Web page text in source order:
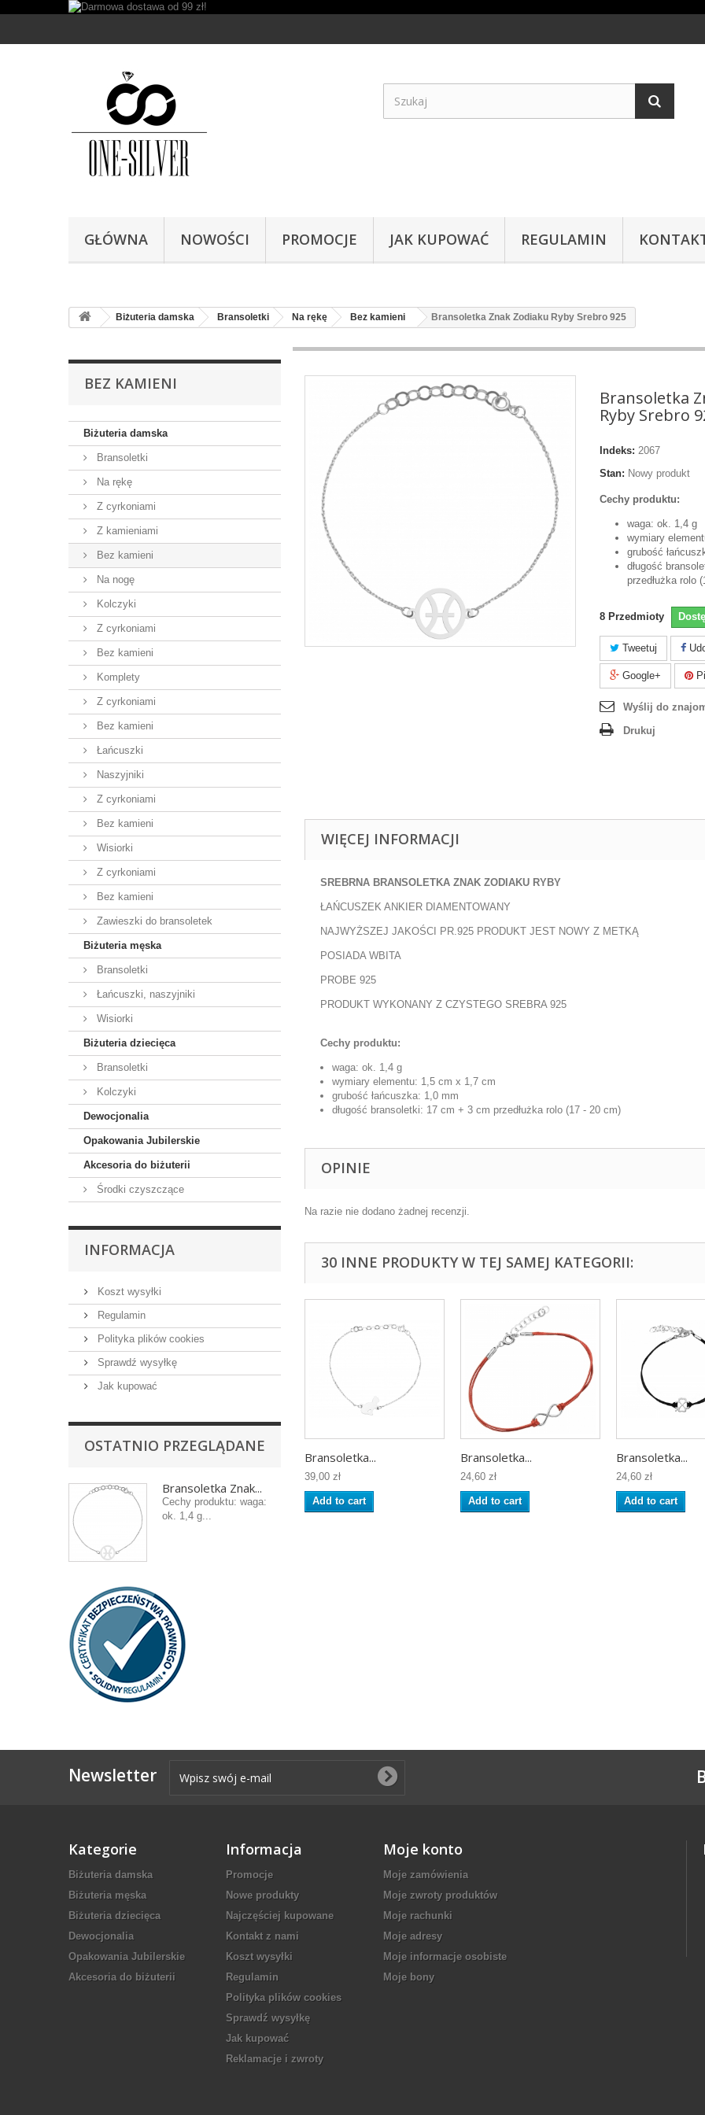
GŁÓWNA NOWOŚCI PROMOCJE JAK KUPOWAĆ REGULAMIN
Biżuteria damska Bransoletki Na rękę Bez kamieni Bransoletka Znak Zodiaku Ryby Srebro 925
BEZ KAMIENI
Biżuteria damska
Bransoletki
Na rękę
Z cyrkoniami
Z kamieniami
Bez kamieni
Na nogę
Kolczyki
Z cyrkoniami
Bez kamieni
Komplety
Z cyrkoniami
Bez kamieni
Łańcuszki
Naszyjniki
Z cyrkoniami
Bez kamieni
Wisiorki
Z cyrkoniami
Bez kamieni
Zawieszki do bransoletek
Biżuteria męska
Bransoletki
Łańcuszki, naszyjniki
Wisiorki
Biżuteria dziecięca
Bransoletki
Kolczyki
Dewocjonalia
Opakowania Jubilerskie
Akcesoria do biżuterii
Środki czyszczące
INFORMACJA
Koszt wysyłki
Regulamin
Polityka plików cookies
Sprawdź wysyłkę
Jak kupować
OSTATNIO PRZEGLĄDANE
Bransoletka Znak...
Cechy produktu: waga:
ok. 1,4 g...
Bransoletka
Ryby Srebro
Indeks: 2067
Stan: Nowy produkt
Cechy produktu:
waga: ok. 1,4 g
wymiary
grubość
długość
przedłużka rolo
8 Przedmioty
Tweetuj
Google+
Wyślij do
Drukuj
WIĘCEJ INFORMACJI
SREBRNA BRANSOLETKA ZNAK ZODIAKU RYBY
ŁAŃCUSZEK ANKIER DIAMENTOWANY
NAJWYŻSZEJ JAKOŚCI PR.925 PRODUKT JEST NOWY Z METKĄ
POSIADA WBITA
PROBE 925
PRODUKT WYKONANY Z CZYSTEGO SREBRA 925
Cechy produktu:
waga: ok. 1,4 g
wymiary elementu: 1,5 cm x 1,7 cm
grubość łańcuszka: 1,0 mm
długość bransoletki: 17 cm + 3 cm przedłużka rolo (17 - 20 cm)
OPINIE
Na razie nie dodano żadnej recenzji.
30 INNE PRODUKTY W TEJ SAMEJ KATEGORII:
Bransoletka...
39,00 zł
Add to cart
Bransoletka...
24,60 zł
Add to cart
Bransoletka...
24,60 zł
Add to cart
Newsletter
Kategorie
Biżuteria damska
Biżuteria męska
Biżuteria dziecięca
Dewocjonalia
Opakowania Jubilerskie
Akcesoria do biżuterii
Informacja
Promocje
Nowe produkty
Najczęściej kupowane
Kontakt z nami
Koszt wysyłki
Regulamin
Polityka plików cookies
Sprawdź wysyłkę
Jak kupować
Reklamacje i zwroty
Moje konto
Moje zamówienia
Moje zwroty produktów
Moje rachunki
Moje adresy
Moje informacje osobiste
Moje bony